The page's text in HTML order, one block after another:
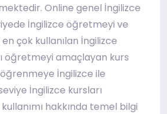
Online genel İngilizce
İngilizce öğretmeyi ve
çok kullanılan İngilizce
öğretmeyi amaçlayan kurs
İngilizce ile
İngilizce kursları
hakkında temel bilgi